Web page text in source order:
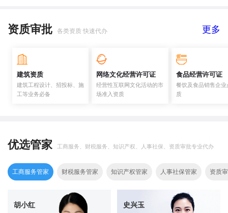
资质审批 各类资质 快速代办 更多
建筑资质
建筑工程设计、招投标、施
工等业务必备
网络文化经营许可证
经营性互联网文化活动的市
场准入资质
食品经营许可证
餐饮及食品销售企业
质
优选管家 工商服务、财税服务、知识产权、人事社保、资质审批专业代办
工商服务管家 财税服务管家 知识产权管家 人事社保管家 资质
胡小红 史兴玉